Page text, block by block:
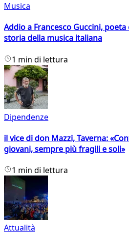
Musica
Addio a Francesco Guccini,
storia della musica italiana
1 min di lettura
Dipendenze
il vice di don Mazzi, Taverna:
giovani, sempre più fragili e soli»
1 min di lettura
Attualità